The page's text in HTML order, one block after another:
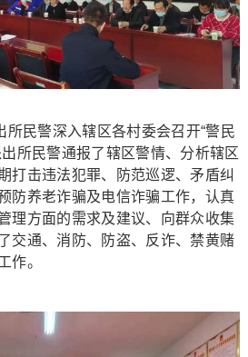
民警深入辖区各村委会召开“警民
所民警通报了辖区警情、分析辖区
打击违法犯罪、防范巡逻、矛盾纠
防养老诈骗及电信诈骗工作，认真
理方面的需求及建议、向群众收集
交通、消防、防盗、反诈、禁黄赌
作。